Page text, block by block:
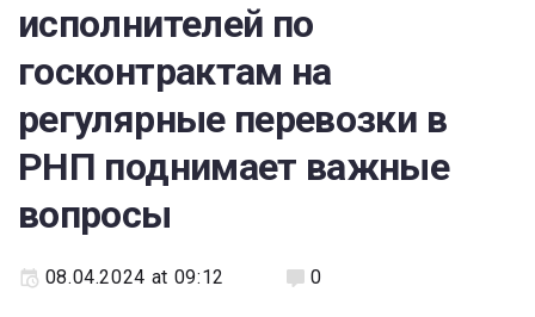
исполнителей по
госконтрактам на
регулярные перевозки в
РНП поднимает важные
вопросы
08.04.2024 at 09:12 0